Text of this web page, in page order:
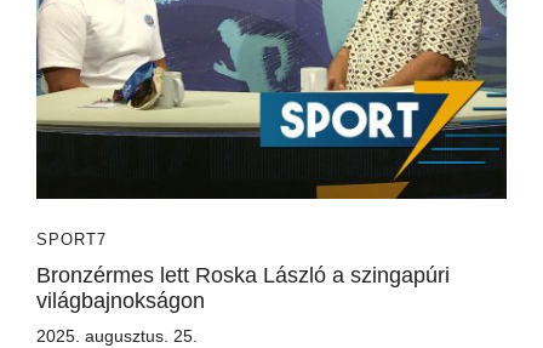
SPORT7
Bronzérmes lett Roska László a szingapúri
világbajnokságon
2025. augusztus. 25.